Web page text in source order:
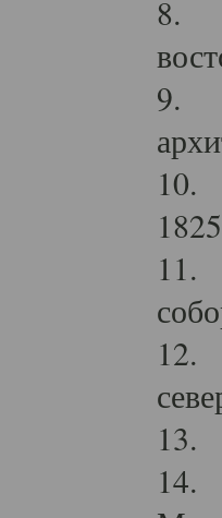
8.
9.
10.
11.
12.
13.
14.